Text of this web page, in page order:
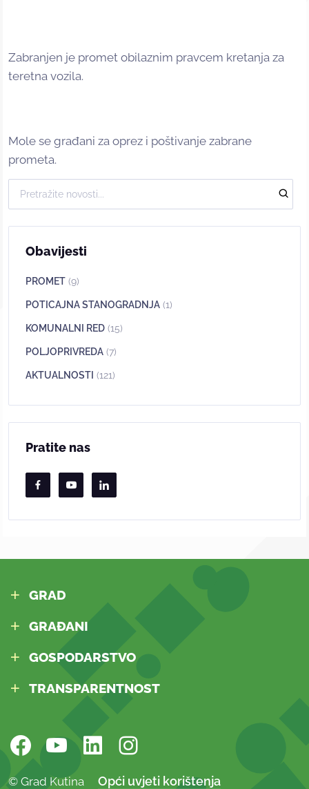
Zabranjen je promet obilaznim pravcem kretanja za
teretna vozila.
Mole se građani za oprez i poštivanje zabrane
prometa.
Obavijesti
PROMET (9)
POTICAJNA STANOGRADNJA (1)
KOMUNALNI RED (15)
POLJOPRIVREDA (7)
AKTUALNOSTI (121)
Pratite nas
GRAD
GRAĐANI
GOSPODARSTVO
TRANSPARENTNOST
© Grad Kutina Opći uvjeti korištenja